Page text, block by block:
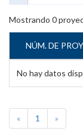
Mostrando 0
NÚM. DE
No hay datos
« 1 »